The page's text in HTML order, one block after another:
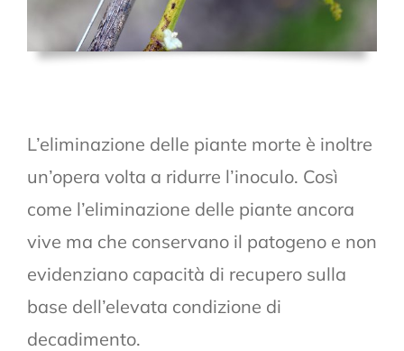
L’eliminazione delle piante morte è inoltre
un’opera volta a ridurre l’inoculo. Così
come l’eliminazione delle piante ancora
vive ma che conservano il patogeno e non
evidenziano capacità di recupero sulla
base dell’elevata condizione di
decadimento.